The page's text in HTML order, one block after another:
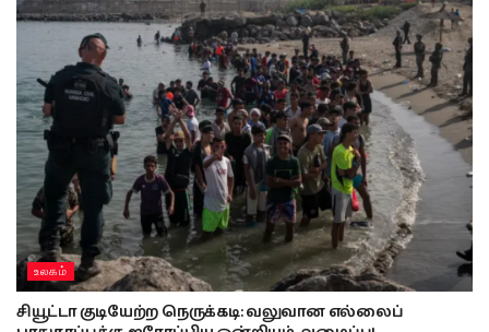
உலகம்
சியூட்டா குடியேற்ற நெருக்கடி: வலுவான எல்லைப்